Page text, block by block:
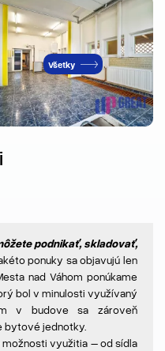
Všetky
podnikať, skladovať,
ponuky sa objavujú len
nad Váhom ponúkame
bol v minulosti využívaný
v budove sa zároveň
bytové jednotky.
využitia – od sídla